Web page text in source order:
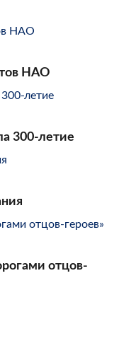
НАО
300-летие
отцов-